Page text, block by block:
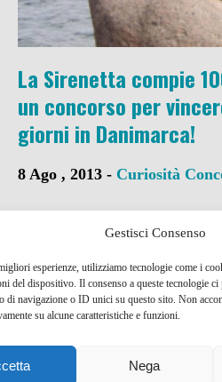
Gestisci Consenso
esperienze, utilizziamo tecnologie come i
del dispositivo. Il consenso a queste tecnologie ci
di navigazione o ID unici su questo sito. Non
su alcune caratteristiche e funzioni.
Nega
La Sirenetta compie
un concorso per
giorni in Danimarca!
8 Ago , 2013 - Curiosità